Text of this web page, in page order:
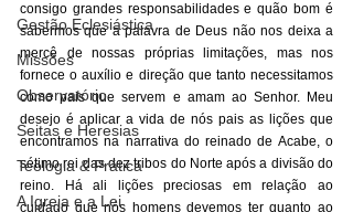
Gestão Eclesiástica
Missões
Observatório
Seitas e Heresias
Teologia & Prática
A Igreja e a Lei
consigo grandes responsabilidades e quão bom é
sabermos que a palavra de Deus não nos deixa a
mercê de nossas próprias limitações, mas nos
fornece o auxílio e direção que tanto necessitamos
como pais que servem e amam ao Senhor. Meu
desejo é aplicar a vida de nós pais as lições que
encontramos na narrativa do reinado de Acabe, o
sétimo rei das dez tribos do Norte após a divisão do
reino. Há ali lições preciosas em relação ao
cuidado que nós homens devemos ter quanto ao